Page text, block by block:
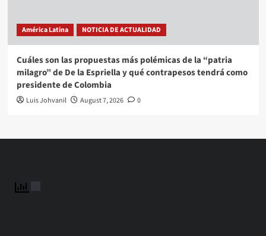
América Latina NOTICIA DE ACTUALIDAD
Cuáles son las propuestas más polémicas de la “patria
milagro” de De la Espriella y qué contrapesos tendrá como
presidente de Colombia
Luis Johvanil August 7, 2026 0